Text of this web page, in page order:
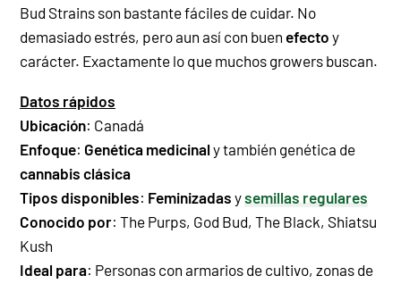
Bud Strains son bastante fáciles de cuidar. No
demasiado estrés, pero aun así con buen efecto y
carácter. Exactamente lo que muchos growers buscan.
Datos rápidos
Ubicación: Canadá
Enfoque: Genética medicinal y también genética de
cannabis clásica
Tipos disponibles: Feminizadas ysemillas regulares
Conocido por: The Purps, God Bud, The Black, Shiatsu
Kush
Ideal para: Personas con armarios de cultivo, zonas de